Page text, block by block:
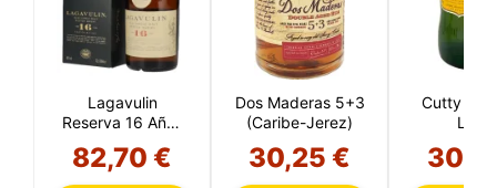
Lagavulin
Reserva 16 Años
82,70 €
Dos Maderas 5+3
(Caribe-Jerez)
30,25 €
Cutty
Litros